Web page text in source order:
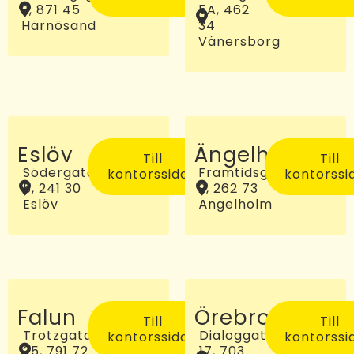
2, 871 45
Härnösand
5A, 462
34
Vänersborg
Eslöv
Södergatan
5, 241 30
Eslöv
Till
kontorssidan
Ängelholm
Framtidsgatan
2, 262 73
Ängelholm
Till
Falun
Trotzgatan
Till
kontorssidan
Örebro
Dialoggatan
Till